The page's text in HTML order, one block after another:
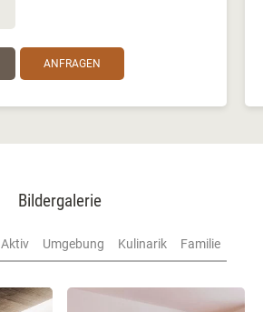
ANFRAGEN
Bildergalerie
Aktiv Umgebung Kulinarik Familie